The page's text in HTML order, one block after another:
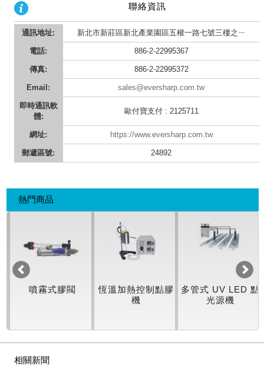
聯絡資訊
通訊地址: 新北市新莊區新北產業園區五權一路七號三樓之ㄧ
電話: 886-2-22995367
傳真: 886-2-22995372
Email: sales@eversharp.com.tw
即時通訊軟
體:
歐付寶支付 : 2125711
網址: https://www.eversharp.com.tw
郵遞區號: 24892
熱門商品
噴霧式膠閥
恆溫加熱控制點膠
機
多管式 UV LED 點
光源機
相關新聞